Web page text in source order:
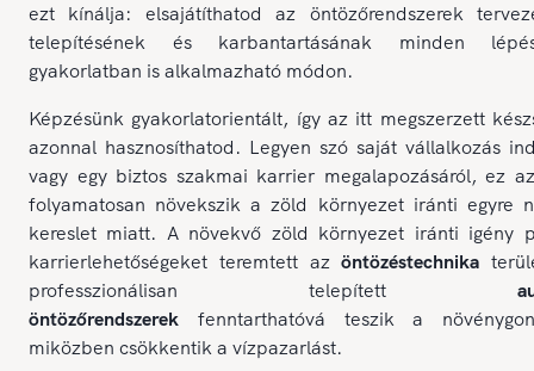
ezt kínálja: elsajátíthatod az öntözőrendszerek
telepítésének és karbantartásának minden
gyakorlatban is alkalmazható módon.
Képzésünk gyakorlatorientált, így az itt megszerzett
azonnal hasznosíthatod. Legyen szó saját vállalkozás
vagy egy biztos szakmai karrier megalapozásáról, ez
folyamatosan növekszik a zöld környezet iránti egyre
kereslet miatt. A növekvő zöld környezet iránti igény
karrierlehetőségeket teremtett azöntözéstechnika
professzionálisan telepített
öntözőrendszerek fenntarthatóvá teszik a
miközben csökkentik a vízpazarlást.